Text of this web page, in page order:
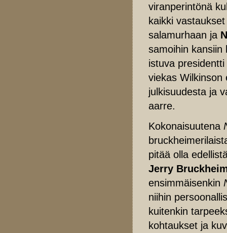
viranperintönä
kaikki
salamurhaan ja
samoihin kansiin
istuva presidentti
viekas Wilkinson
julkisuudesta ja
aarre.
Kokonaisuutena
pitää olla
Jerry
ensimmäisenkin
niihin
kuitenkin
kohtaukset ja